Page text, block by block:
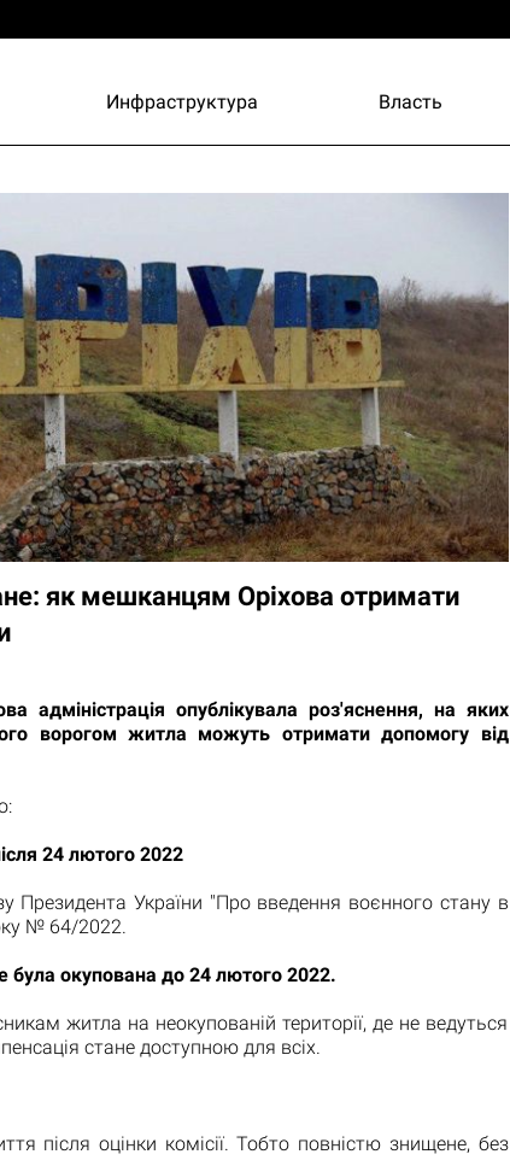
Инфраструктура Власть
як мешканцям Оріхова отримати
адміністрація опублікувала роз'яснення, на яких
ворогом житла можуть отримати допомогу від
24 лютого 2022
Президента України "Про введення воєнного стану в
№ 64/2022.
була окупована до 24 лютого 2022.
житла на неокупованій території, де не ведуться
стане доступною для всіх.
після оцінки комісії. Тобто повністю знищене, без